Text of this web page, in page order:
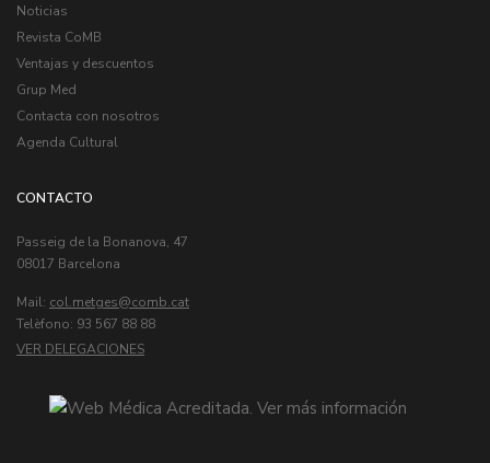
Noticias
Revista CoMB
Ventajas y descuentos
Grup Med
Contacta con nosotros
Agenda Cultural
CONTACTO
Passeig de la Bonanova, 47
08017 Barcelona
Mail: col.metges
Telèfono: 93 567 88 88
VER DELEGACIONES